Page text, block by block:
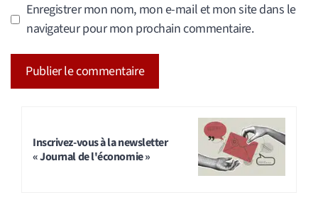
Enregistrer mon nom, mon e-mail et mon site dans le
navigateur pour mon prochain commentaire.
Inscrivez-vous à la newsletter
« Journal de l'économie »